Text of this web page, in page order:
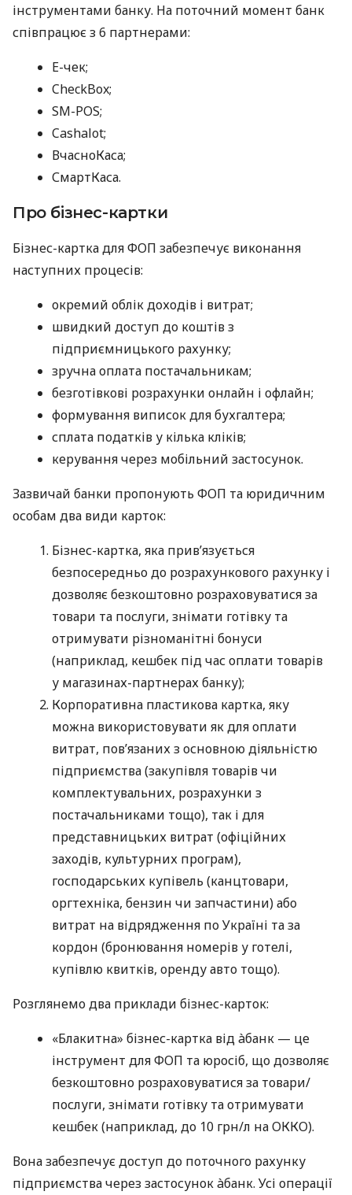
інструментами банку. На поточний момент банк
співпрацює з 6 партнерами:
E-чек;
CheckBox;
SM-POS;
Cashalot;
ВчасноКаса;
СмартКаса.
Про бізнес-картки
Бізнес-картка для ФОП забезпечує виконання
наступних процесів:
окремий облік доходів і витрат;
швидкий доступ до коштів з
підприємницького рахунку;
зручна оплата постачальникам;
безготівкові розрахунки онлайн і офлайн;
формування виписок для бухгалтера;
сплата податків у кілька кліків;
керування через мобільний застосунок.
Зазвичай банки пропонують ФОП та юридичним
особам два види карток:
Бізнес-картка, яка прив’язується
безпосередньо до розрахункового рахунку і
дозволяє безкоштовно розраховуватися за
товари та послуги, знімати готівку та
отримувати різноманітні бонуси
(наприклад, кешбек під час оплати товарів
у магазинах-партнерах банку);
Корпоративна пластикова картка, яку
можна використовувати як для оплати
витрат, пов’язаних з основною діяльністю
підприємства (закупівля товарів чи
комплектувальних, розрахунки з
постачальниками тощо), так і для
представницьких витрат (офіційних
заходів, культурних програм),
господарських купівель (канцтовари,
оргтехніка, бензин чи запчастини) або
витрат на відрядження по Україні та за
кордон (бронювання номерів у готелі,
купівлю квитків, оренду авто тощо).
Розглянемо два приклади бізнес-карток:
«Блакитна» бізнес-картка від àбанк — це
інструмент для ФОП та юросіб, що дозволяє
безкоштовно розраховуватися за товари/
послуги, знімати готівку та отримувати
кешбек (наприклад, до 10 грн/л на ОККО).
Вона забезпечує доступ до поточного рахунку
підприємства через застосунок àбанк. Усі операції